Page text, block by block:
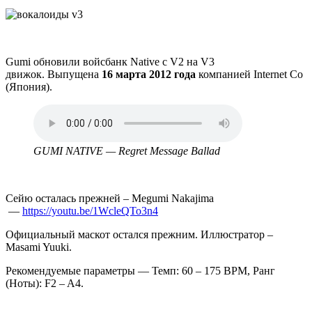
Gumi обновили войсбанк Native с V2 на V3
движок. Выпущена 16 марта 2012 года компанией Internet Co
(Япония).
файл
GUMI NATIVE — Regret Message Ballad
Сейю осталась прежней – Megumi Nakajima
— https://youtu.be/1WcleQTo3n4
Официальный маскот остался прежним. Иллюстратор –
Masami Yuuki.
Рекомендуемые параметры — Темп: 60 – 175 BPM, Ранг
(Ноты): F2 – A4.